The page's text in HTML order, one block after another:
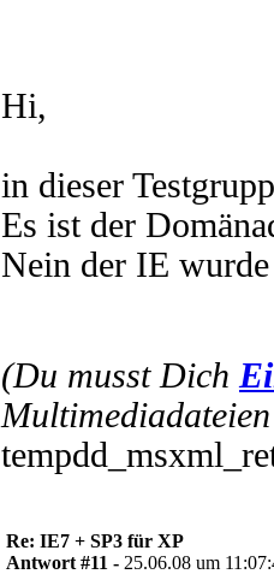
Hi,
in dieser
Es ist der
Nein der IE
(Du musst Dich
Re: IE7 + SP3 für XP
Antwort #11 - 25.06.08 um